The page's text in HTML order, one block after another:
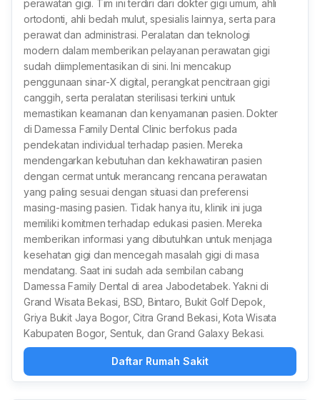
perawatan gigi. Tim ini terdiri dari dokter gigi umum, ahli
ortodonti, ahli bedah mulut, spesialis lainnya, serta para
perawat dan administrasi. Peralatan dan teknologi
modern dalam memberikan pelayanan perawatan gigi
sudah diimplementasikan di sini. Ini mencakup
penggunaan sinar-X digital, perangkat pencitraan gigi
canggih, serta peralatan sterilisasi terkini untuk
memastikan keamanan dan kenyamanan pasien. Dokter
di Damessa Family Dental Clinic berfokus pada
pendekatan individual terhadap pasien. Mereka
mendengarkan kebutuhan dan kekhawatiran pasien
dengan cermat untuk merancang rencana perawatan
yang paling sesuai dengan situasi dan preferensi
masing-masing pasien. Tidak hanya itu, klinik ini juga
memiliki komitmen terhadap edukasi pasien. Mereka
memberikan informasi yang dibutuhkan untuk menjaga
kesehatan gigi dan mencegah masalah gigi di masa
mendatang. Saat ini sudah ada sembilan cabang
Damessa Family Dental di area Jabodetabek. Yakni di
Grand Wisata Bekasi, BSD, Bintaro, Bukit Golf Depok,
Griya Bukit Jaya Bogor, Citra Grand Bekasi, Kota Wisata
Kabupaten Bogor, Sentuk, dan Grand Galaxy Bekasi.
Daftar Rumah Sakit